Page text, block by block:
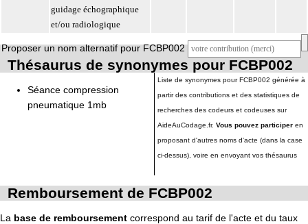
guidage échographique
et/ou radiologique
Proposer un nom alternatif pour FCBP002
Thésaurus de synonymes pour FCBP002
Séance compression
pneumatique 1mb
Liste de synonymes pour FCBP002 générée à
partir des contributions et des statistiques de
recherches des codeurs et codeuses sur
AideAuCodage.fr. Vous pouvez participer en
proposant d'autres noms d'acte (dans la case
ci-dessus), voire en envoyant vos thésaurus
Remboursement de FCBP002
La base de remboursement correspond au tarif de l'acte et du taux